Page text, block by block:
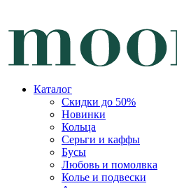
Каталог
Скидки до 50%
Новинки
Кольца
Серьги и каффы
Бусы
Любовь и помолвка
Колье и подвески